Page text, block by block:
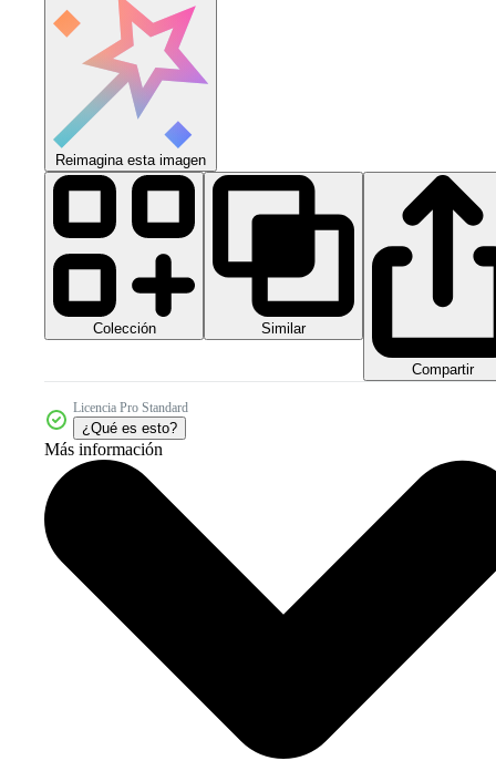
Reimagina esta imagen
Colección Similar
Compartir
Licencia Pro Standard
¿Qué es esto?
Más información